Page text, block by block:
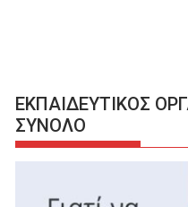
ΕΚΠΑΙΔΕΥΤΙΚΟΣ
ΣΥΝΟΛΟ